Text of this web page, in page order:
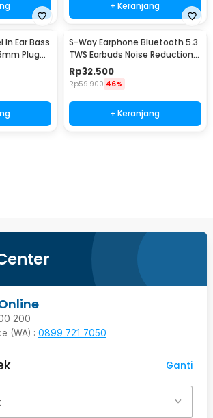
+ Keranjang
In Ear Bass
Plug
S-Way Earphone Bluetooth 5.3
TWS Earbuds Noise Reduction
Waterproof - E7S
Rp32.500
Rp59.900 46%
+ Keranjang
200
(WA) : 0899 721 7050
Ganti